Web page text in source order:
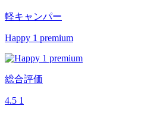
軽キャンパー
Happy 1 premium
総合評価
4.5 1